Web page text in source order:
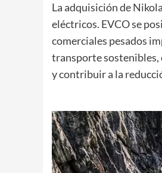
La adquisición de
eléctricos. EVCO se
comerciales pesados
transporte sostenibles,
y contribuir a la